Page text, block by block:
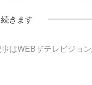
きます
はWEBザテレビジョ